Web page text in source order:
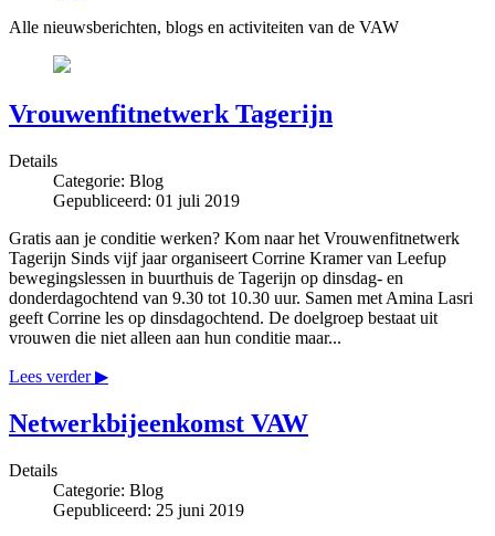
Alle nieuwsberichten, blogs en activiteiten van de VAW
Vrouwenfitnetwerk Tagerijn
Details
Categorie: Blog
Gepubliceerd: 01 juli 2019
Gratis aan je conditie werken? Kom naar het Vrouwenfitnetwerk
Tagerijn Sinds vijf jaar organiseert Corrine Kramer van Leefup
bewegingslessen in buurthuis de Tagerijn op dinsdag- en
donderdagochtend van 9.30 tot 10.30 uur. Samen met Amina Lasri
geeft Corrine les op dinsdagochtend. De doelgroep bestaat uit
vrouwen die niet alleen aan hun conditie maar...
Lees verder ▶
Netwerkbijeenkomst VAW
Details
Categorie: Blog
Gepubliceerd: 25 juni 2019